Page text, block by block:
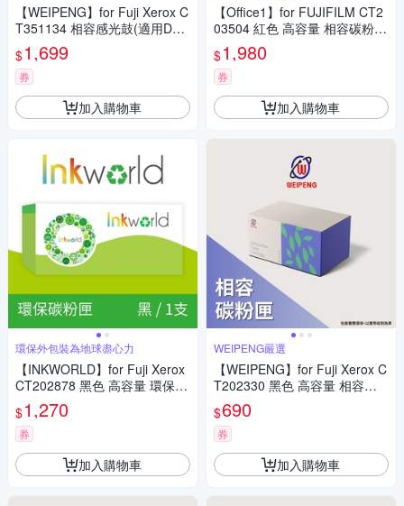
【WEIPENG】for Fuji Xerox C
T351134 相容感光鼓(適用Doc
uPrint P285/M285)
$1,699
券
加入購物車
環保外包裝為地球盡心力
【INKWORLD】for Fuji Xerox
CT202878 黑色 高容量 環保碳
粉匣(適用DocuPrint P285/P28
5dw/M285/M285z)
$1,270
券
加入購物車
【Office1】for FUJIFILM CT2
03504 紅色 高容量 相容碳粉匣
(適用ApeosPrint C325dw/Ape
os C325dw/C325z)
$1,980
券
加入購物車
WEIPENG嚴選
【WEIPENG】for Fuji Xerox C
T202330 黑色 高容量 相容碳
粉匣(適用DocuPrint P225d/M2
25dw/M225z/P265dw)
$690
券
加入購物車